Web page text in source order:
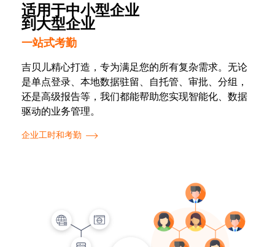
适用于中小型企业
到大型企业
一站式考勤
吉贝儿精心打造，专为满足您的所有复杂需求。无论
是单点登录、本地数据驻留、自托管、审批、分组，
还是高级报告等，我们都能帮助您实现智能化、数据
驱动的业务管理。
企业工时和考勤